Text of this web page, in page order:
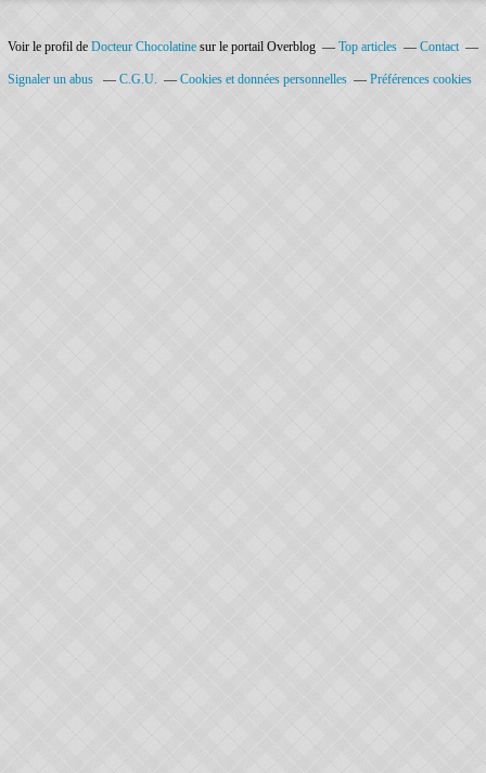
Voir le profil de Docteur Chocolatine sur le portail Overblog Top articles Contact
Signaler un abus C.G.U. Cookies et données personnelles Préférences cookies